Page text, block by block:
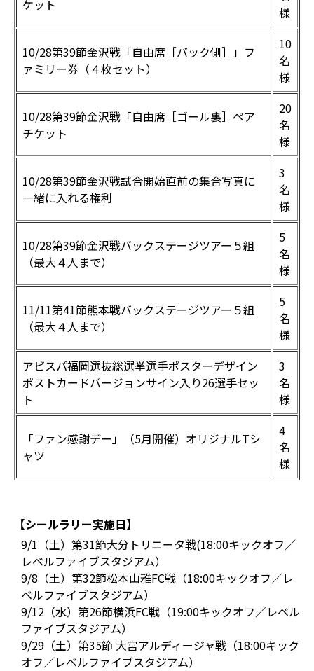
ケット
様
10/28第39節金沢戦「自由席［バック側］」フ
ァミリー券（４枚セット）
10
名
様
10/28第39節金沢戦「自由席［ゴール裏］ペア
チケット
20
名
様
10/28第39節金沢戦試合開始直前の集合写真に
一緒に入れる権利
3
名
様
10/28第39節金沢戦バックステージツアー５組
（最大４人まで）
5
名
様
11/11第41節熊本戦バックステージツアー５組
（最大４人まで）
5
名
様
アビスパ福岡選抜総選挙選手ポスターデザイン
ポストカードバージョンサイン入り26選手セッ
ト
3
名
様
「ファン感謝デー」（5月開催）オリジナルTシ
ャツ
4
名
様
【シールラリー実施日】
9/1（土）第31節大分トリニータ戦(18:00キックオフ／
レベルファイブスタジアム）
9/8（土）第32節松本山雅FC戦（18:00キックオフ／レ
ベルファイブスタジアム）
9/12（水）第26節横浜FC戦（19:00キックオフ／レベル
ファイブスタジアム）
9/29（土）第35節 大宮アルディージャ戦（18:00キック
オフ／レベルファイブスタジアム）